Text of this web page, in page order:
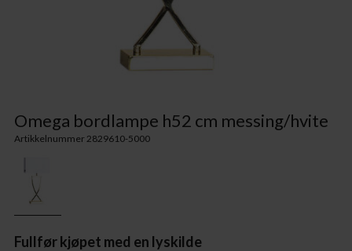
Omega bordlampe h52 cm messing/hvite
Artikkelnummer 2829610-5000
Fullfør kjøpet med en lyskilde